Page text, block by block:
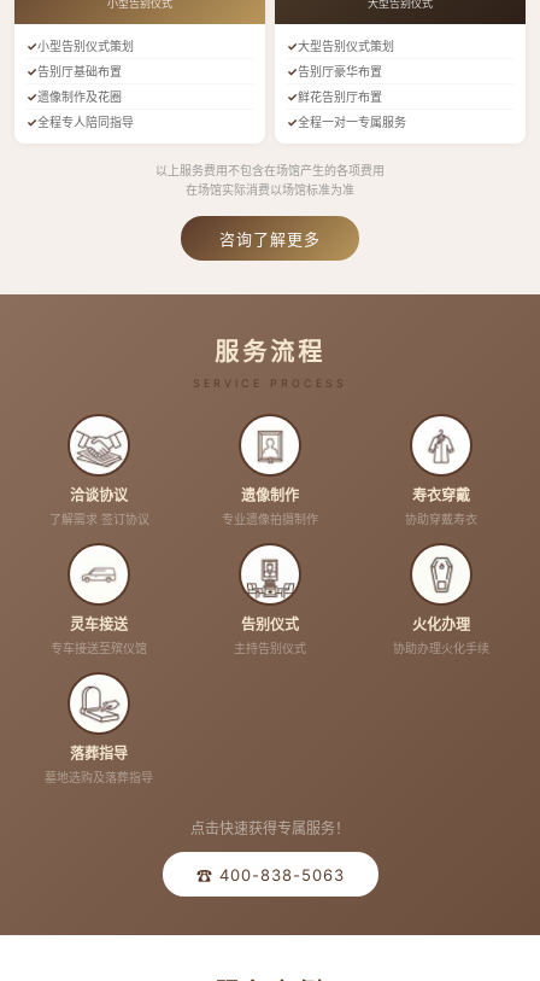
小型告别仪式
小型告别仪式策划
告别厅基础布置
遗像制作及花圈
全程专人陪同指导
大型告别仪式
大型告别仪式策划
告别厅豪华布置
鲜花告别厅布置
全程一对一专属服务
以上服务费用不包含在场馆产生的各项费用
在场馆实际消费以场馆标准为准
咨询了解更多
服务流程
SERVICE PROCESS
洽谈协议
了解需求 签订协议
遗像制作
专业遗像拍摄制作
寿衣穿戴
协助穿戴寿衣
灵车接送
专车接送至殡仪馆
告别仪式
主持告别仪式
火化办理
协助办理火化手续
落葬指导
墓地选购及落葬指导
点击快速获得专属服务！
☎ 400-838-5063